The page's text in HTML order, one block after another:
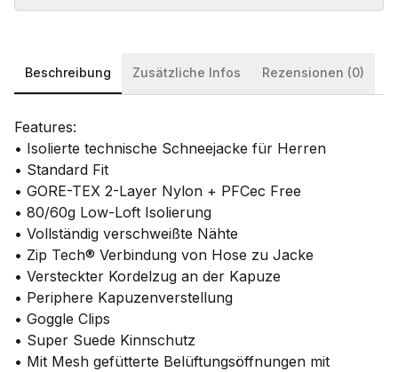
Beschreibung Zusätzliche Infos Rezensionen (0)
Features:
• Isolierte technische Schneejacke für Herren
• Standard Fit
• GORE-TEX 2-Layer Nylon + PFCec Free
• 80/60g Low-Loft Isolierung
• Vollständig verschweißte Nähte
• Zip Tech® Verbindung von Hose zu Jacke
• Versteckter Kordelzug an der Kapuze
• Periphere Kapuzenverstellung
• Goggle Clips
• Super Suede Kinnschutz
• Mit Mesh gefütterte Belüftungsöffnungen mit